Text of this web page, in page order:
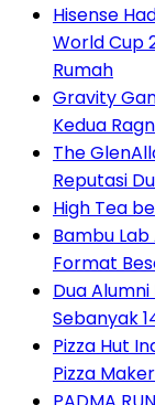
Hisense
World Cup
Rumah
Gravity
Kedua
The
Reputasi
High Tea
Bambu Lab
Format
Dua Alumni
Sebanyak
Pizza Hut
Pizza